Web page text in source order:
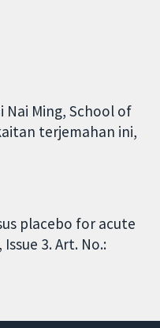
Nai Ming, School of
terjemahan ini,
placebo for acute
3. Art. No.: